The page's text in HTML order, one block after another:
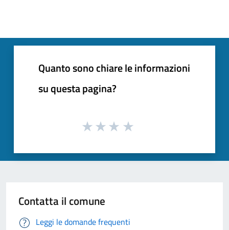
Quanto sono chiare le informazioni
su questa pagina?
Contatta il comune
Leggi le domande frequenti